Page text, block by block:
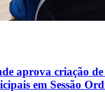
aprova criação
em Sessão